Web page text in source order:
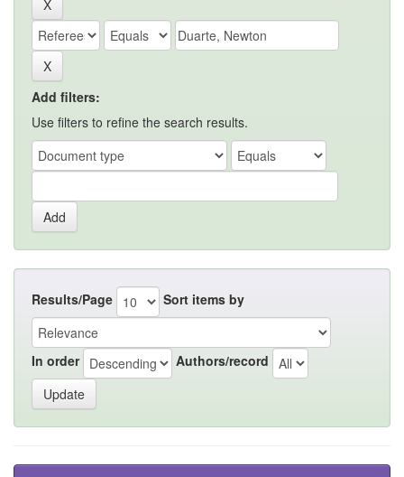
Add filters:
Use filters to refine the search results.
Results/Page Sort items by
In order Authors/record